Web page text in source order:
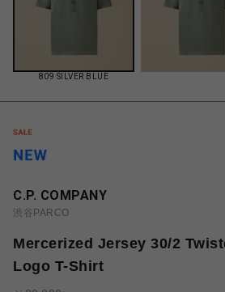
809 SILVER BLUE
C.P. COMPANY
渋谷PARCO
Mercerized Jersey 30/2
Logo T-Shirt